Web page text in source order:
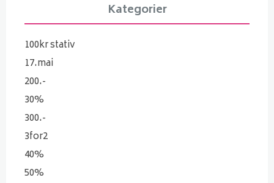
Kategorier
100kr stativ
17.mai
200.-
30%
300.-
3for2
40%
50%